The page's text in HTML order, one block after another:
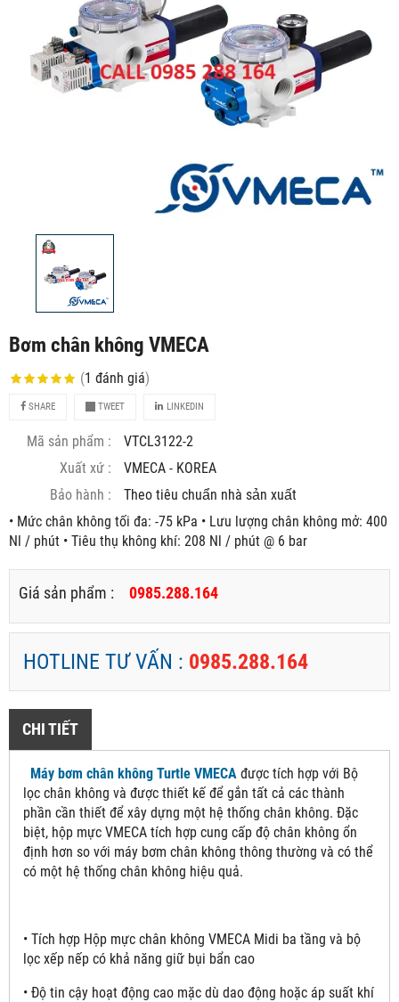
Bơm chân không VMECA
(1 đánh giá)
SHARE TWEET LINKEDIN
Mã sản phẩm :
VTCL3122-2
Xuất xứ :
VMECA - KOREA
Bảo hành :
Theo tiêu chuẩn nhà sản xuất
• Mức chân không tối đa: -75 kPa • Lưu lượng chân không mở: 400
Nl / phút • Tiêu thụ không khí: 208 Nl / phút @ 6 bar
Giá sản phẩm : 0985.288.164
HOTLINE TƯ VẤN : 0985.288.164
CHI TIẾT
Máy bơm chân không Turtle VMECA được tích hợp với Bộ
lọc chân không và được thiết kế để gắn tất cả các thành
phần cần thiết để xây dựng một hệ thống chân không. Đặc
biệt, hộp mực VMECA tích hợp cung cấp độ chân không ổn
định hơn so với máy bơm chân không thông thường và có thể
có một hệ thống chân không hiệu quả.
• Tích hợp Hộp mực chân không VMECA Midi ba tầng và bộ
lọc xếp nếp có khả năng giữ bụi bẩn cao
• Độ tin cậy hoạt động cao mặc dù dao động hoặc áp suất khí